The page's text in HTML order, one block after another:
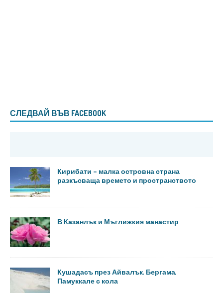
СЛЕДВАЙ ВЪВ FACEBOOK
Кирибати – малка островна страна
разкъсваща времето и пространството
В Казанлък и Мъглижкия манастир
Кушадасъ през Айвалък, Бергама,
Памуккале с кола